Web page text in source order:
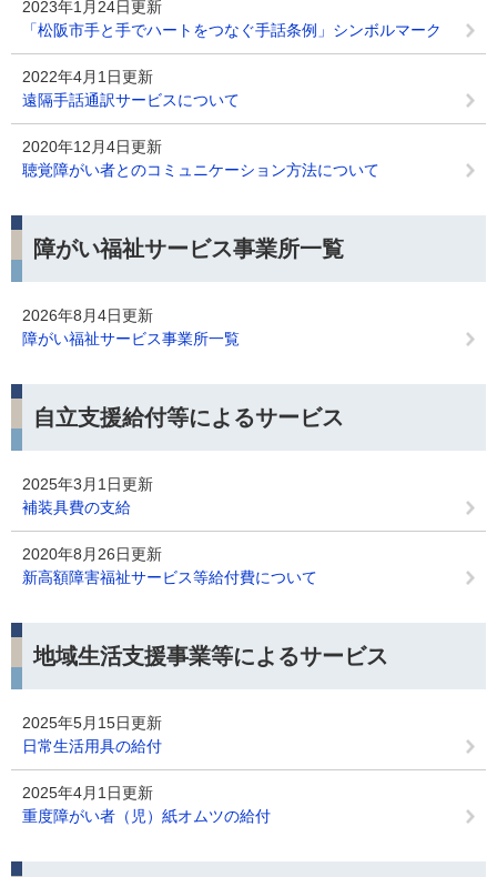
2023年1月24日更新
「松阪市手と手でハートをつなぐ手話条例」シンボルマーク
2022年4月1日更新
遠隔手話通訳サービスについて
2020年12月4日更新
聴覚障がい者とのコミュニケーション方法について
障がい福祉サービス事業所一覧
2026年8月4日更新
障がい福祉サービス事業所一覧
自立支援給付等によるサービス
2025年3月1日更新
補装具費の支給
2020年8月26日更新
新高額障害福祉サービス等給付費について
地域生活支援事業等によるサービス
2025年5月15日更新
日常生活用具の給付
2025年4月1日更新
重度障がい者（児）紙オムツの給付